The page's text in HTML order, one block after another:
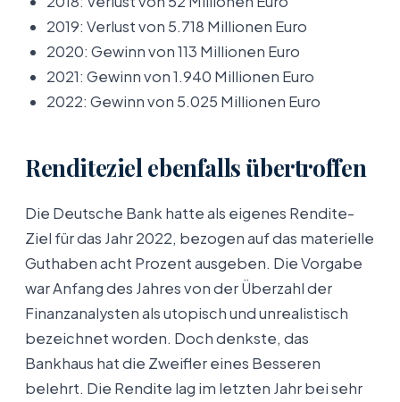
2019: Verlust von 5.718 Millionen Euro
2020: Gewinn von 113 Millionen Euro
2021: Gewinn von 1.940 Millionen Euro
2022: Gewinn von 5.025 Millionen Euro
Renditeziel ebenfalls übertroffen
Die Deutsche Bank hatte als eigenes Rendite-
Ziel für das Jahr 2022, bezogen auf das materielle
Guthaben acht Prozent ausgeben. Die Vorgabe
war Anfang des Jahres von der Überzahl der
Finanzanalysten als utopisch und unrealistisch
bezeichnet worden. Doch denkste, das
Bankhaus hat die Zweifler eines Besseren
belehrt. Die Rendite lag im letzten Jahr bei sehr